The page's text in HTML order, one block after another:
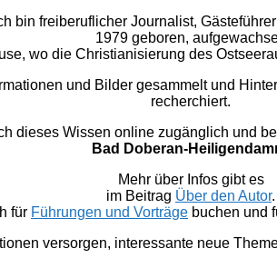
bin freiberuflicher Journalist,
1979 geboren,
wo die Christianisierung des
und Bilder gesammelt und
recherchiert.
dieses Wissen online zugänglich und
Bad Doberan-
Mehr über Infos gibt es
im Beitrag Über den Autor.
für Führungen und Vorträge buchen und
versorgen, interessante neue